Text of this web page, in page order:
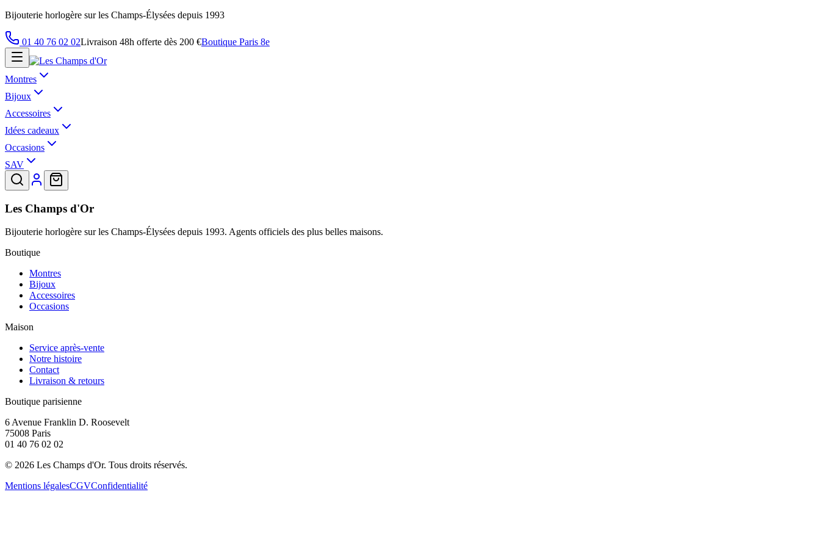
Bijouterie horlogère sur les Champs-Élysées depuis 1993
01 40 76 02 02Livraison 48h offerte dès 200 €Boutique Paris 8e
Montres
Bijoux
Accessoires
Idées cadeaux
Occasions
SAV
Les Champs d'Or
Bijouterie horlogère sur les Champs-Élysées depuis 1993. Agents officiels des plus belles maisons.
Boutique
Montres
Bijoux
Accessoires
Occasions
Maison
Service après-vente
Notre histoire
Contact
Livraison & retours
Boutique parisienne
6 Avenue Franklin D. Roosevelt
75008 Paris
01 40 76 02 02
© 2026 Les Champs d'Or. Tous droits réservés.
Mentions légalesCGVConfidentialité